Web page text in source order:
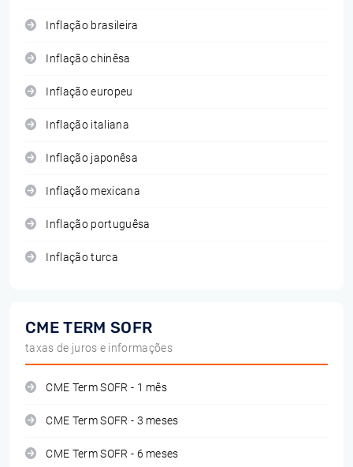
Inflação brasileira
Inflação chinêsa
Inflação europeu
Inflação italiana
Inflação japonêsa
Inflação mexicana
Inflação portuguêsa
Inflação turca
CME TERM SOFR
taxas de juros e informações
CME Term SOFR - 1 mês
CME Term SOFR - 3 meses
CME Term SOFR - 6 meses